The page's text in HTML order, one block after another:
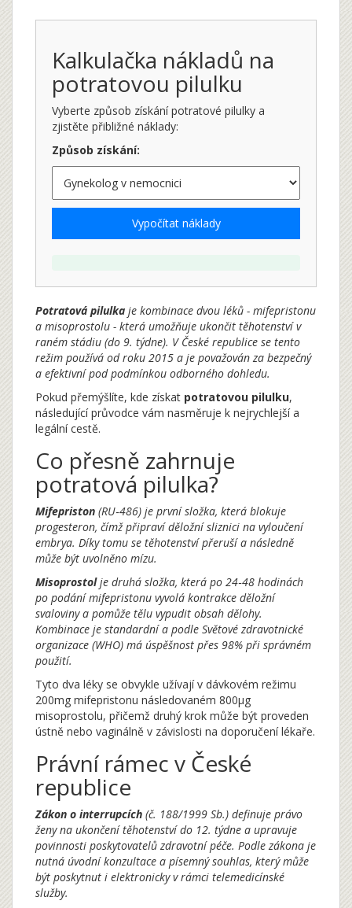
Kalkulačka nákladů na
potratovou pilulku
Vyberte způsob získání potratové pilulky a
zjistěte přibližné náklady:
Způsob získání:
Vypočítat náklady
Potratová pilulka je kombinace dvou léků - mifepristonu
a misoprostolu - která umožňuje ukončit těhotenství v
raném stádiu (do 9. týdne). V České republice se tento
režim používá od roku 2015 a je považován za bezpečný
a efektivní pod podmínkou odborného dohledu.
Pokud přemýšlíte, kde získat potratovou pilulku,
následující průvodce vám nasměruje k nejrychlejší a
legální cestě.
Co přesně zahrnuje
potratová pilulka?
Mifepriston (RU‑486) je první složka, která blokuje
progesteron, čímž připraví děložní sliznici na vyloučení
embrya. Díky tomu se těhotenství přeruší a následně
může být uvolněno mízu.
Misoprostolje druhá složka, která po 24‑48 hodinách
po podání mifepristonu vyvolá kontrakce děložní
svaloviny a pomůže tělu vypudit obsah dělohy.
Kombinace je standardní a podle Světové zdravotnické
organizace (WHO) má úspěšnost přes 98% při správném
použití.
Tyto dva léky se obvykle užívají v dávkovém režimu
200mg mifepristonu následovaném 800µg
misoprostolu, přičemž druhý krok může být proveden
ústně nebo vaginálně v závislosti na doporučení lékaře.
Právní rámec v České
republice
Zákon o interrupcích (č. 188/1999 Sb.) definuje právo
ženy na ukončení těhotenství do 12. týdne a upravuje
povinnosti poskytovatelů zdravotní péče. Podle zákona je
nutná úvodní konzultace a písemný souhlas, který může
být poskytnut i elektronicky v rámci telemedicínské
služby.